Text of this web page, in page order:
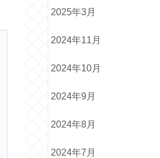
2025年3月
2024年11月
2024年10月
2024年9月
2024年8月
2024年7月